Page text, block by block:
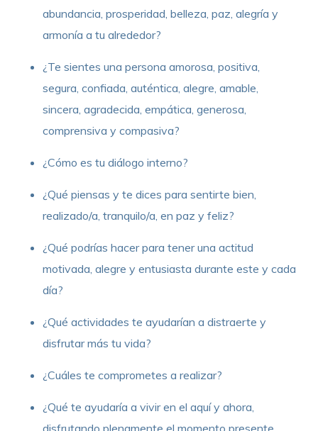
abundancia, prosperidad, belleza, paz, alegría y
armonía a tu alrededor?
¿Te sientes una persona amorosa, positiva,
segura, confiada, auténtica, alegre, amable,
sincera, agradecida, empática, generosa,
comprensiva y compasiva?
¿Cómo es tu diálogo interno?
¿Qué piensas y te dices para sentirte bien,
realizado/a, tranquilo/a, en paz y feliz?
¿Qué podrías hacer para tener una actitud
motivada, alegre y entusiasta durante este y cada
día?
¿Qué actividades te ayudarían a distraerte y
disfrutar más tu vida?
¿Cuáles te comprometes a realizar?
¿Qué te ayudaría a vivir en el aquí y ahora,
disfrutando plenamente el momento presente,